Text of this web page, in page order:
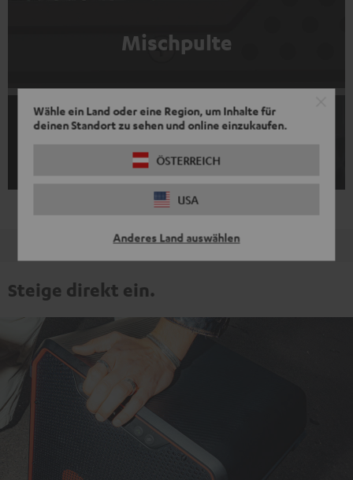
Wähle ein Land oder eine Region, um Inhalte für
deinen Standort zu sehen und online einzukaufen.
ÖSTERREICH
USA
Anderes Land auswählen
Mischpulte
Bezahle später oder bequem in Raten
Steige direkt ein.